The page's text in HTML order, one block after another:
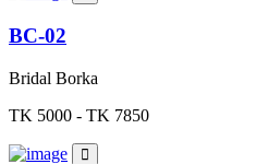
BC-02
Bridal Borka
TK 5000 - TK 7850